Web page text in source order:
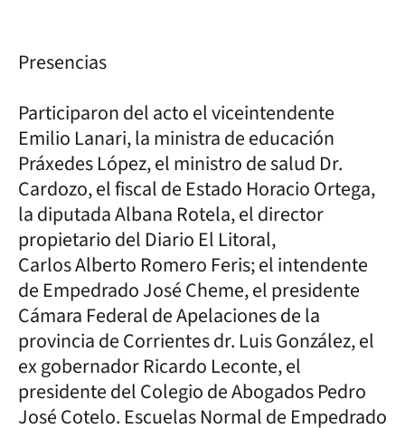
Presencias
Participaron del acto el viceintendente
Emilio Lanari, la ministra de educación
Práxedes López, el ministro de salud Dr.
Cardozo, el fiscal de Estado Horacio Ortega,
la diputada Albana Rotela, el director
propietario del Diario El Litoral,
Carlos Alberto Romero Feris; el intendente
de Empedrado José Cheme, el presidente
Cámara Federal de Apelaciones de la
provincia de Corrientes dr. Luis González, el
ex gobernador Ricardo Leconte, el
presidente del Colegio de Abogados Pedro
José Cotelo. Escuelas Normal de Empedrado